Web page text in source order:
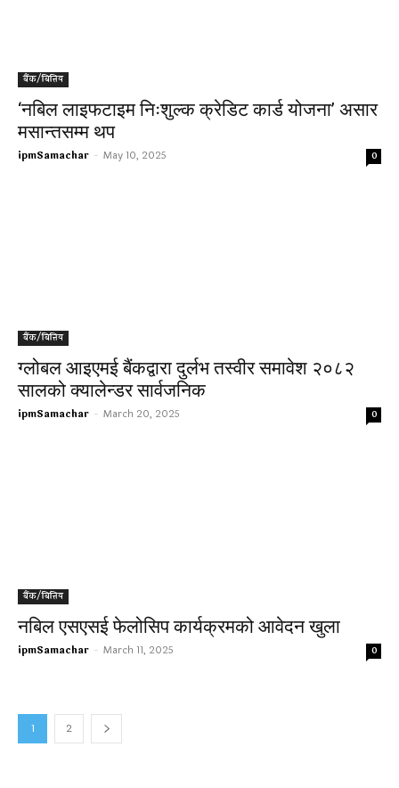
बैंक/बित्तिय
‘नबिल लाइफटाइम निःशुल्क क्रेडिट कार्ड योजना’ असार
मसान्तसम्म थप
ipmSamachar - May 10, 2025 0
बैंक/बित्तिय
ग्लोबल आइएमई बैंकद्वारा दुर्लभ तस्वीर समावेश २०८२
सालको क्यालेन्डर सार्वजनिक
ipmSamachar - March 20, 2025 0
बैंक/बित्तिय
नबिल एसएसई फेलोसिप कार्यक्रमको आवेदन खुला
ipmSamachar - March 11, 2025 0
1 2